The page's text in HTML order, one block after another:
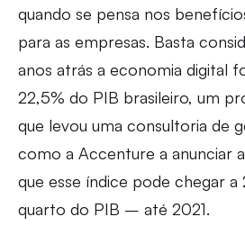
quando se pensa nos
para as empresas. Basta
anos atrás a economia digital
22,5% do PIB brasileiro, um
que levou uma consultoria de
como a Accenture a anunciar
que esse índice pode chegar
quarto do PIB – até 2021.